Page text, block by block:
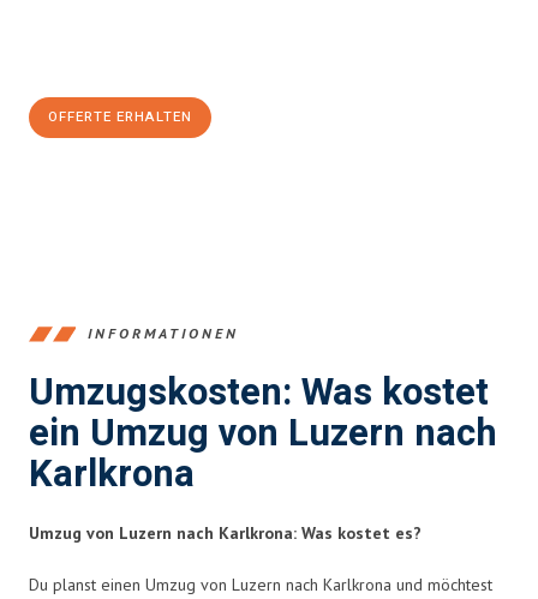
OFFERTE ERHALTEN
INFORMATIONEN
Umzugskosten: Was kostet
ein Umzug von Luzern nach
Karlkrona
Umzug von Luzern nach Karlkrona: Was kostet es?
Du planst einen Umzug von Luzern nach Karlkrona und möchtest